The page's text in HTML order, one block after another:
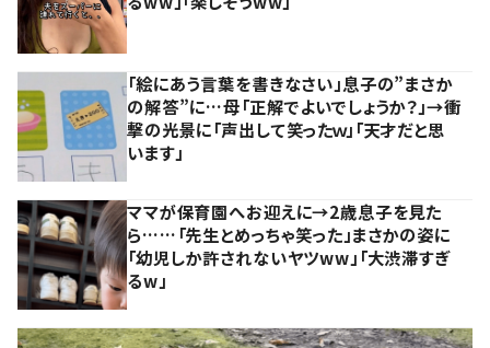
「絵にあう言葉を書きなさい」息子の”まさか
の解答”に…母「正解でよいでしょうか？」→衝
撃の光景に「声出して笑ったｗ」「天才だと思
います」
ママが保育園へお迎えに→2歳息子を見た
ら……「先生とめっちゃ笑った」まさかの姿に
「幼児しか許されないヤツww」「大渋滞すぎ
るw」